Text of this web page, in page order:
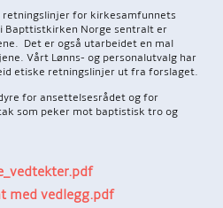
for kirkesamfunnets
Bapttistkirken Norge sentralt er
Det er også utarbeidet en mal
Vårt Lønns- og personalutvalg har
etiske retningslinjer ut fra forslaget.
for ansettelsesrådet og for
som peker mot baptistisk tro og
med vedlegg.pdf